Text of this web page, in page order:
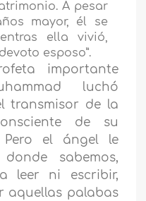
A pesar
mayor, él se
ella vivió,
esposo”.
importante
luchó
transmisor de la
de su
Pero el ángel le
donde sabemos,
leer ni escribir,
aquellas palabas